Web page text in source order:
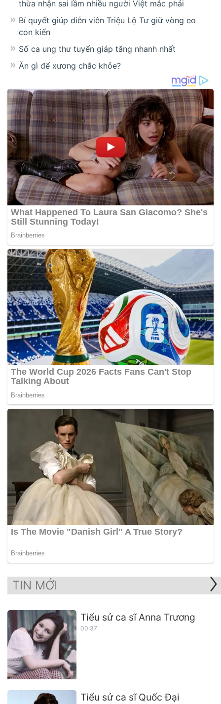
thừa nhận sai lầm nhiều người Việt mắc phải
Bí quyết giúp diễn viên Triệu Lộ Tư giữ vòng eo
con kiến
Số ca ung thư tuyến giáp tăng nhanh nhất
Ăn gì để xương chắc khỏe?
TIN MỚI
Tiểu sử ca sĩ Anna Trương
00:37
Tiểu sử ca sĩ Quốc Đại